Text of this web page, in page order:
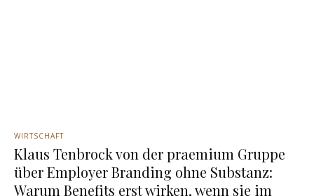
WIRTSCHAFT
Klaus Tenbrock von der praemium Gruppe
über Employer Branding ohne Substanz:
Warum Benefits erst wirken, wenn sie im